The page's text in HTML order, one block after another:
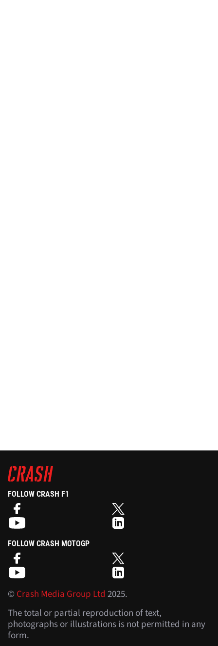
FOLLOW CRASH F1
FOLLOW CRASH MOTOGP
©Crash Media Group Ltd 2025.
The total or partial reproduction of text,
photographs or illustrations is not permitted in any
form.